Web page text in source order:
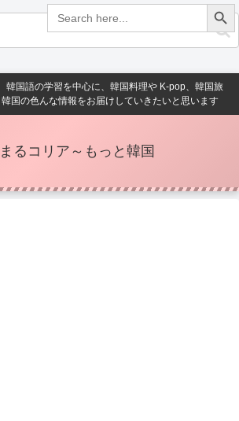
Search
for:
Search Button
国語の学習を中心に、韓国料理や K-pop、韓国旅
国の色んな情報をお届けしていきたいと思います
るコリア～もっと韓国